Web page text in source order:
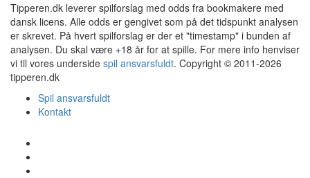
Tipperen.dk leverer spilforslag med odds fra bookmakere med
dansk licens. Alle odds er gengivet som på det tidspunkt analysen
er skrevet. På hvert spilforslag er der et "timestamp" i bunden af
analysen. Du skal være +18 år for at spille. For mere info henviser
vi til vores underside spil ansvarsfuldt. Copyright © 2011-2026
tipperen.dk
Spil ansvarsfuldt
Kontakt